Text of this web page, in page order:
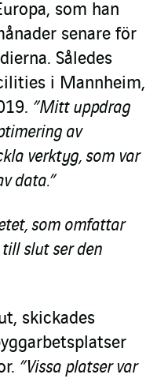
som han
senare för
Således
i Mannheim,
”Mitt uppdrag
av
verktyg, som var
data.”
som omfattar
slut ser den
skickades
”Vissa platser var